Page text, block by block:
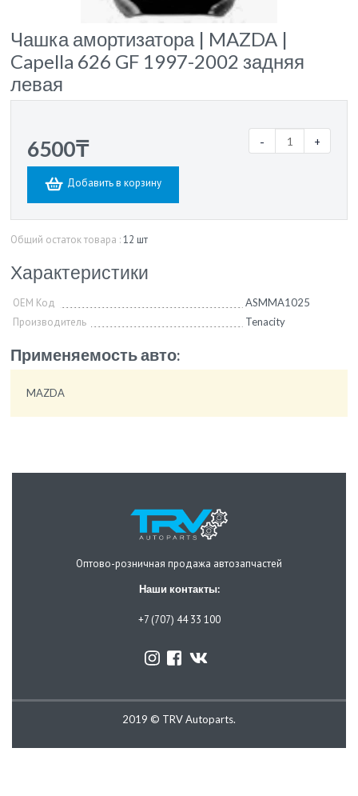
Чашка амортизатора | MAZDA |
Capella 626 GF 1997-2002 задняя
левая
6500₸ - +
Добавить в корзину
Общий остаток товара :12 шт
Характеристики
OEM Код ASMMA1025
Производитель Tenacity
Применяемость авто:
MAZDA
Оптово-розничная продажа автозапчастей
Наши контакты:
+7 (707) 44 33 100
2019 © TRV Autoparts.